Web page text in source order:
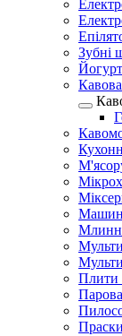
Зубні
Плити
Праски